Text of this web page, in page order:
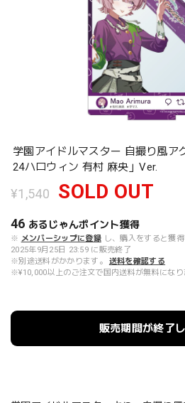
学園アイドルマスター 自撮り風ア
24ハロウィン 有村 麻央」Ver.
¥1,540 SOLD OUT
46 あるじゃんポイント獲得
※ メンバーシップに登録 し、購入をすると獲得
2025年9月25日 23:59 に販売終了
※別途送料がかかります。
送料を確認する
※¥10,000以上のご注文で国内送料が無料になり
販売期間が終了